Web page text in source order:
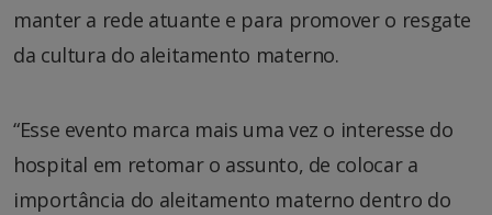
manter a rede atuante e para promover o resgate
da cultura do aleitamento materno.
“Esse evento marca mais uma vez o interesse do
hospital em retomar o assunto, de colocar a
importância do aleitamento materno dentro do